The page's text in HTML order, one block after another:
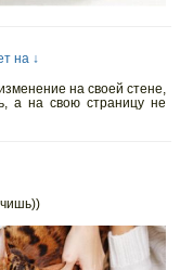
на ↓
на своей стене,
а на свою страницу не